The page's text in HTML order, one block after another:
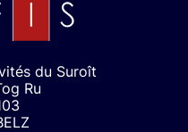
du Suroît
Ru